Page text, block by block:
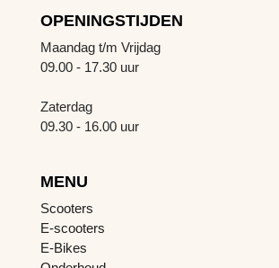
OPENINGSTIJDEN
Maandag t/m Vrijdag
09.00 - 17.30 uur
Zaterdag
09.30 - 16.00 uur
MENU
Scooters
E-scooters
E-Bikes